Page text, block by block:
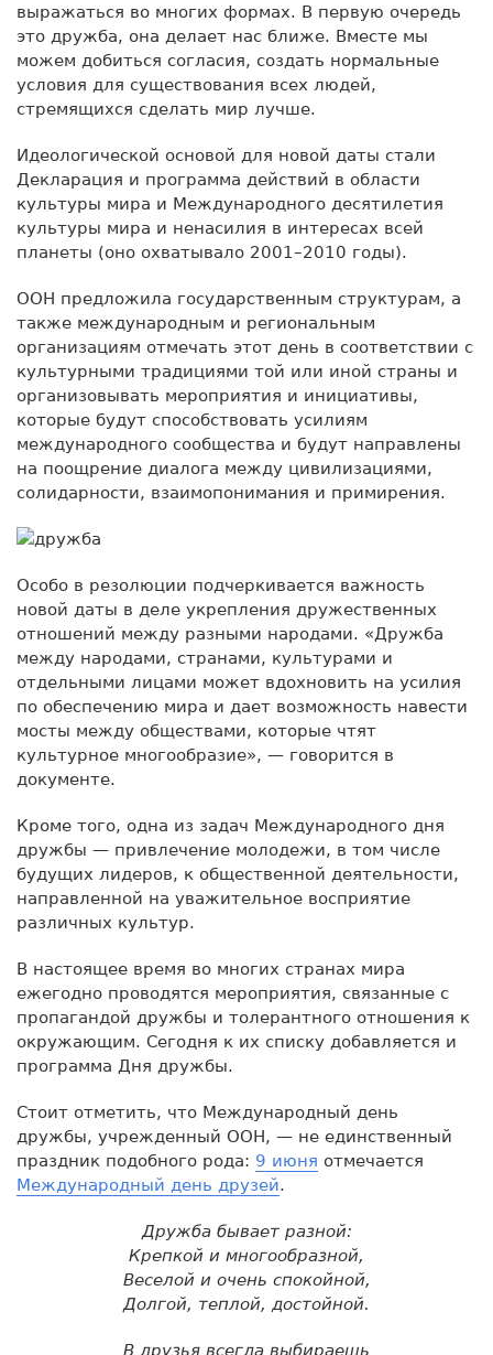
выражаться во многих формах. В первую очередь
это дружба, она делает нас ближе. Вместе мы
можем добиться согласия, создать нормальные
условия для существования всех людей,
стремящихся сделать мир лучше.
Идеологической основой для новой даты стали
Декларация и программа действий в области
культуры мира и Международного десятилетия
культуры мира и ненасилия в интересах всей
планеты (оно охватывало 2001–2010 годы).
ООН предложила государственным структурам, а
также международным и региональным
организациям отмечать этот день в соответствии с
культурными традициями той или иной страны и
организовывать мероприятия и инициативы,
которые будут способствовать усилиям
международного сообщества и будут направлены
на поощрение диалога между цивилизациями,
солидарности, взаимопонимания и примирения.
Особо в резолюции подчеркивается важность
новой даты в деле укрепления дружественных
отношений между разными народами. «Дружба
между народами, странами, культурами и
отдельными лицами может вдохновить на усилия
по обеспечению мира и дает возможность навести
мосты между обществами, которые чтят
культурное многообразие», — говорится в
документе.
Кроме того, одна из задач Международного дня
дружбы — привлечение молодежи, в том числе
будущих лидеров, к общественной деятельности,
направленной на уважительное восприятие
различных культур.
В настоящее время во многих странах мира
ежегодно проводятся мероприятия, связанные с
пропагандой дружбы и толерантного отношения к
окружающим. Сегодня к их списку добавляется и
программа Дня дружбы.
Стоит отметить, что Международный день
дружбы, учрежденный ООН, — не единственный
праздник подобного рода: 9 июня отмечается
Международный день друзей.
Дружба бывает разной:
Крепкой и многообразной,
Веселой и очень спокойной,
Долгой, теплой, достойной.
В друзья всегда выбираешь